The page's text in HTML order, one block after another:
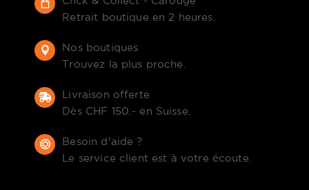
Retrait boutique en 2 heures.
Nos boutiques
Trouvez la plus proche.
Livraison offerte
Dès CHF 150.- en Suisse.
Besoin d'aide ?
Le service client est à votre écoute.